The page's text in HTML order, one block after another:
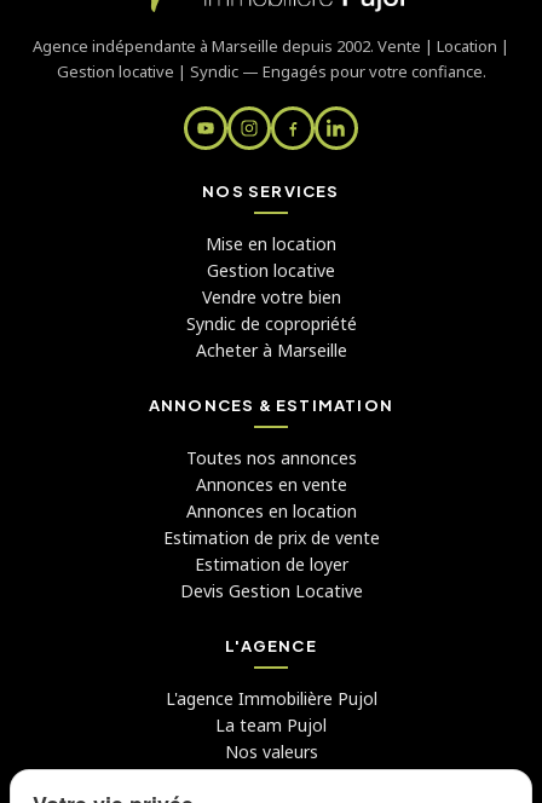
Agence indépendante à Marseille depuis 2002. Vente | Location |
Gestion locative | Syndic — Engagés pour votre confiance.
NOS SERVICES
Mise en location
Gestion locative
Vendre votre bien
Syndic de copropriété
Acheter à Marseille
ANNONCES & ESTIMATION
Toutes nos annonces
Annonces en vente
Annonces en location
Estimation de prix de vente
Estimation de loyer
Devis Gestion Locative
L'AGENCE
L'agence Immobilière Pujol
La team Pujol
Nos valeurs